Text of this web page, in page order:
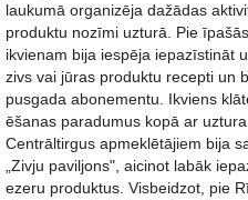
laukumā organizēja dažādas
produktu nozīmi uzturā. Pie
ikvienam bija iespēja iepazīstināt
zivs vai jūras produktu recepti un
pusgada abonementu. Ikviens
ēšanas paradumus kopā ar
Centrāltirgus apmeklētājiem bija
„Zivju paviljons", aicinot labāk
ezeru produktus. Visbeidzot, pie